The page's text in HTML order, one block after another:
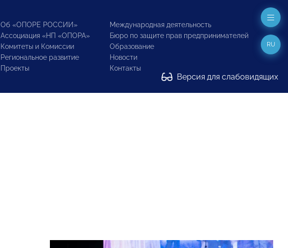
Об «ОПОРЕ РОССИИ»
Ассоциация «НП «ОПОРА»
Комитеты и Комиссии
Региональное развитие
Проекты
Международная деятельность
Бюро по защите прав предпринимателей
Образование
Новости
Контакты
Версия для слабовидящих
RU